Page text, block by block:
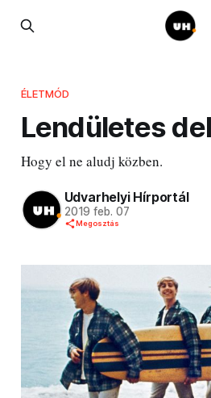
ÉLETMÓD
Lendületes
Hogy el ne aludj közben.
Udvarhelyi Hírportál
2019 feb. 07
Megosztás